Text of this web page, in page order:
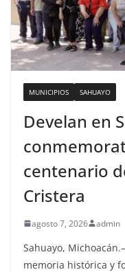
MUNICIPIOS SAHUAYO
Develan en
centenario
Cristera
agosto 7, 2026 admin
Sahuayo,
memoria histórica y